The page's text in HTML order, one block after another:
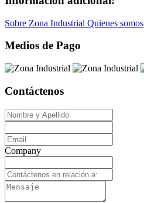
Sobre Zona Industrial Quienes somos
Medios de Pago
Contáctenos
Company